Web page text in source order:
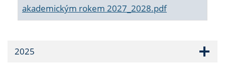
akademickým rokem 2027_2028.pdf
2025